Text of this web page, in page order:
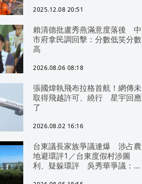
2025.12.08 20:51
賴清德批盧秀燕滿意度落後 中
市府拿民調回擊：分數低笑分數
高
2026.08.06 08:18
張國煒執飛布拉格首航！網傳未
取得飛越許可、繞行 星宇回應
了
2026.08.02 16:16
台東議長家族爭議連爆 涉占農
地避環評1／台東度假村涉圖
利、疑躲環評 吳秀華爭議：概